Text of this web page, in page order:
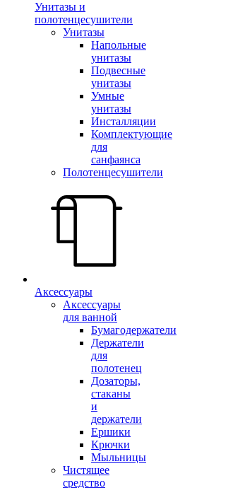
Унитазы и
полотенцесушители
Унитазы
Напольные
унитазы
Подвесные
унитазы
Умные
унитазы
Инсталляции
Комплектующие
для
санфаянса
Полотенцесушители
Аксессуары
Аксессуары
для ванной
Бумагодержатели
Держатели
для
полотенец
Дозаторы,
стаканы
и
держатели
Ершики
Крючки
Мыльницы
Чистящее
средство